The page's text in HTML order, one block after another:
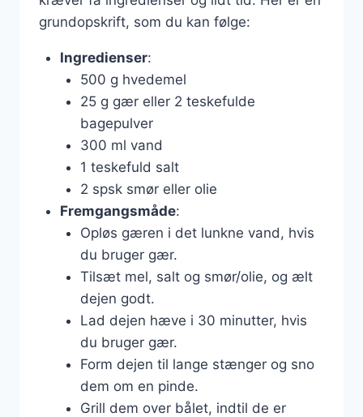
grundopskrift, som du kan følge:
Ingredienser:
500 g hvedemel
25 g gær eller 2 teskefulde
bagepulver
300 ml vand
1 teskefuld salt
2 spsk smør eller olie
Fremgangsmåde:
Opløs gæren i det lunkne vand, hvis
du bruger gær.
Tilsæt mel, salt og smør/olie, og ælt
dejen godt.
Lad dejen hæve i 30 minutter, hvis
du bruger gær.
Form dejen til lange stænger og sno
dem om en pinde.
Grill dem over bålet, indtil de er